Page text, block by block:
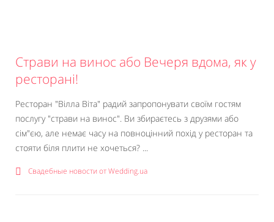
Страви на винос або Вечеря вдома, як у
ресторані!
Ресторан "Вілла Віта" радий запропонувати своїм гостям
послугу "страви на винос". Ви збираєтесь з друзями або
сім"єю, але немає часу на повноцінний похід у ресторан та
стояти біля плити не хочеться? ...
Свадебные новости от Wedding.ua